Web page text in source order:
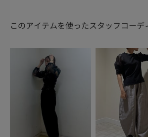
このアイテムを使ったスタッフコーデ